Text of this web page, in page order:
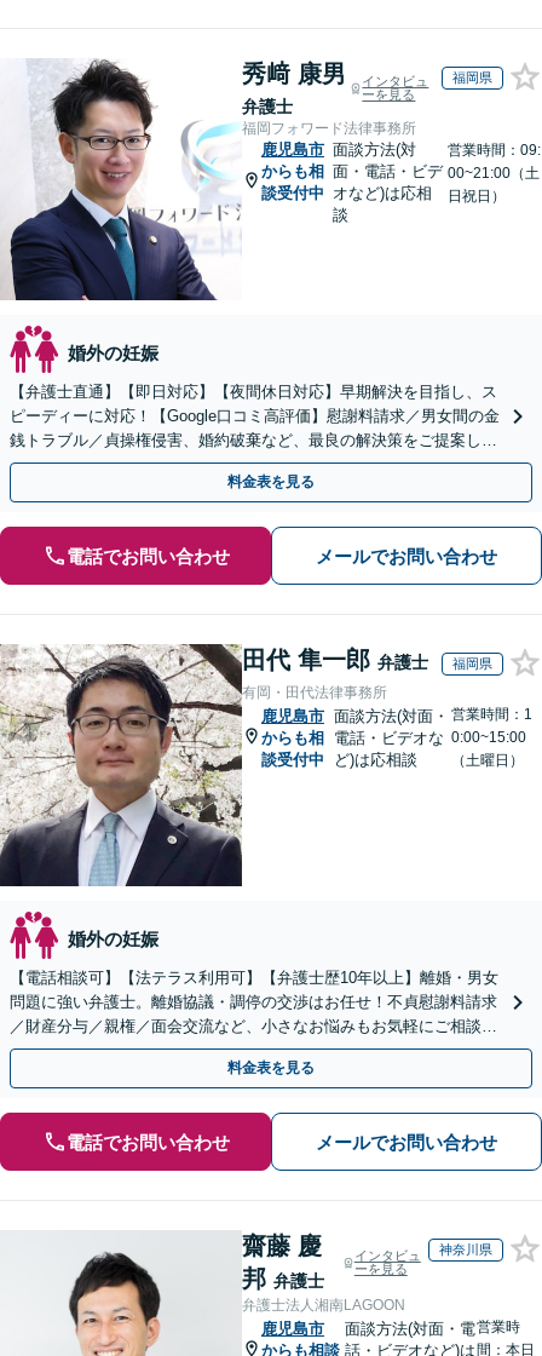
秀﨑 康男
弁護士
インタビュ
ーを見る
福岡県
福岡フォワード法律事務所
鹿児島市
からも相
談受付中
面談方法(対
面・電話・ビデ
オなど)は応相
談
営業時間：09:
00~21:00（土
日祝日）
婚外の妊娠
【弁護士直通】【即日対応】【夜間休日対応】早期解決を目指し、ス
ピーディーに対応！【Google口コミ高評価】慰謝料請求／男女間の金
銭トラブル／貞操権侵害、婚約破棄など、最良の解決策をご提案しま
す【リーズナブルな費用】【赤坂駅徒歩3分】
料金表を見る
電話でお問い合わせ メールでお問い合わせ
田代 隼一郎 弁護士 福岡県
有岡・田代法律事務所
鹿児島市
からも相
談受付中
面談方法(対面・
電話・ビデオな
ど)は応相談
営業時間：1
0:00~15:00
（土曜日）
婚外の妊娠
【電話相談可】【法テラス利用可】【弁護士歴10年以上】離婚・男女
問題に強い弁護士。離婚協議・調停の交渉はお任せ！不貞慰謝料請求
／財産分与／親権／面会交流など、小さなお悩みもお気軽にご相談く
ださい【夜間・休日面談可】【完全個室】【赤坂駅1分】
料金表を見る
電話でお問い合わせ メールでお問い合わせ
齋藤 慶
邦 弁護士
インタビュ
ーを見る
神奈川県
弁護士法人湘南LAGOON
鹿児島市
からも相談
面談方法(対面・電
話・ビデオなど)は
営業時
間：本日